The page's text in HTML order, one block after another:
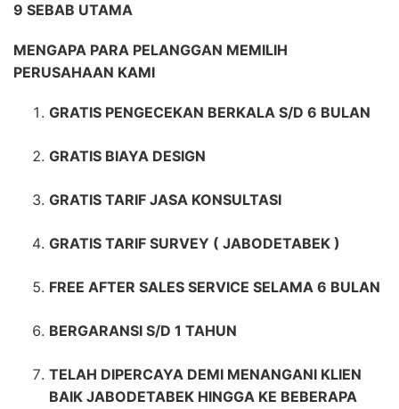
9 SEBAB UTAMA
MENGAPA PARA PELANGGAN MEMILIH
PERUSAHAAN KAMI
GRATIS PENGECEKAN BERKALA S/D 6 BULAN
GRATIS BIAYA DESIGN
GRATIS TARIF JASA KONSULTASI
GRATIS TARIF SURVEY ( JABODETABEK )
FREE AFTER SALES SERVICE SELAMA 6 BULAN
BERGARANSI S/D 1 TAHUN
TELAH DIPERCAYA DEMI MENANGANI KLIEN
BAIK JABODETABEK HINGGA KE BEBERAPA